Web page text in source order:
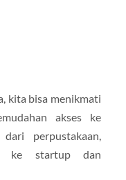
kita bisa menikmati
akses ke
perpustakaan,
ke startup dan